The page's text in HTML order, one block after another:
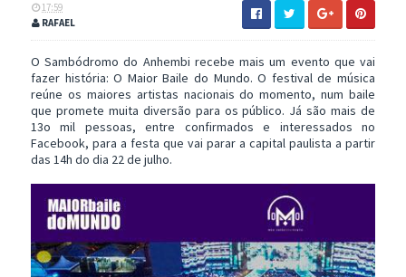
17:59
RAFAEL
O Sambódromo do Anhembi recebe mais um evento que vai
fazer história: O Maior Baile do Mundo. O festival de música
reúne os maiores artistas nacionais do momento, num baile
que promete muita diversão para os público. Já são mais de
13o mil pessoas, entre confirmados e interessados no
Facebook, para a festa que vai parar a capital paulista a partir
das 14h do dia 22 de julho.